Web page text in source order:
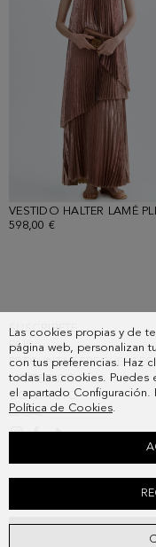
Las cookies propias y de
página web, personalizan
con tus preferencias. Haz
todas las cookies. Puedes
el apartado Configuración.
Política de Cookies.
VESTIDO HALTER LAMÉ
598,00 €
SUSCRIBETE
PAIS
PREGUNTAS FRECUENTES
MIS PEDIDOS
CONTACTO
LEGAL